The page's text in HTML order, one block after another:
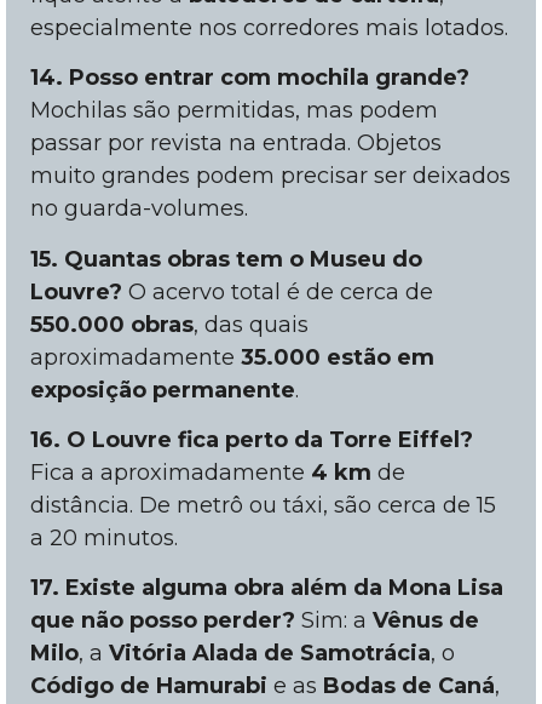
especialmente nos corredores mais lotados.
14. Posso entrar com mochila grande?
Mochilas são permitidas, mas podem
passar por revista na entrada. Objetos
muito grandes podem precisar ser deixados
no guarda-volumes.
15. Quantas obras tem o Museu do
Louvre? O acervo total é de cerca de
550.000 obras, das quais
aproximadamente 35.000 estão em
exposição permanente.
16. O Louvre fica perto da Torre Eiffel?
Fica a aproximadamente 4 km de
distância. De metrô ou táxi, são cerca de 15
a 20 minutos.
17. Existe alguma obra além da Mona Lisa
que não posso perder? Sim: a Vênus de
Milo, a Vitória Alada de Samotrácia, o
Código de Hamurabi e as Bodas de Caná,